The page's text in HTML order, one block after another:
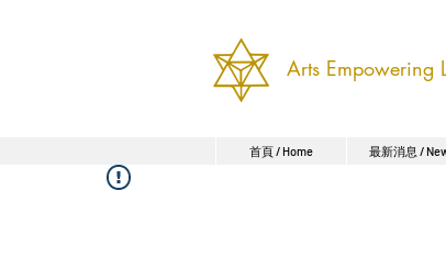
Arts Empowering
首頁 / Home 最新消息 /